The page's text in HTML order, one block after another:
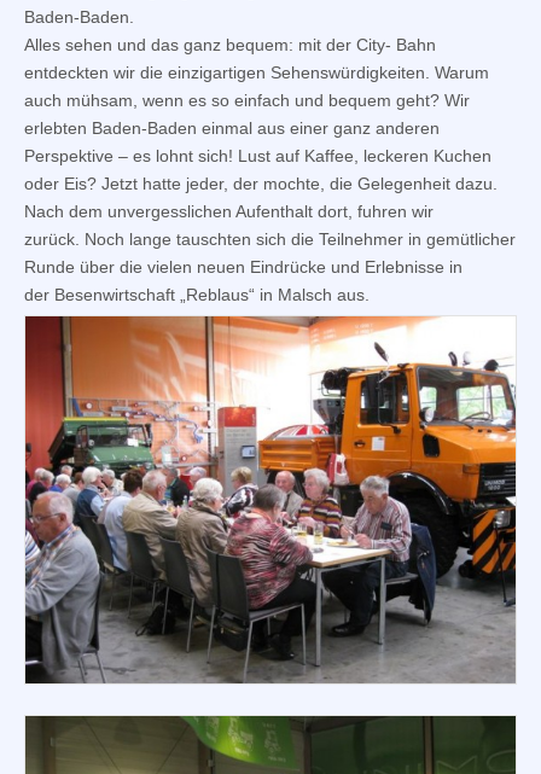
Baden-Baden.
Alles sehen und das ganz bequem: mit der City- Bahn
entdeckten wir die einzigartigen Sehenswürdigkeiten. Warum
auch mühsam, wenn es so einfach und bequem geht? Wir
erlebten Baden-Baden einmal aus einer ganz anderen
Perspektive – es lohnt sich! Lust auf Kaffee, leckeren Kuchen
oder Eis? Jetzt hatte jeder, der mochte, die Gelegenheit dazu.
Nach dem unvergesslichen Aufenthalt dort, fuhren wir
zurück. Noch lange tauschten sich die Teilnehmer in gemütlicher
Runde über die vielen neuen Eindrücke und Erlebnisse in
der Besenwirtschaft „Reblaus“ in Malsch aus.